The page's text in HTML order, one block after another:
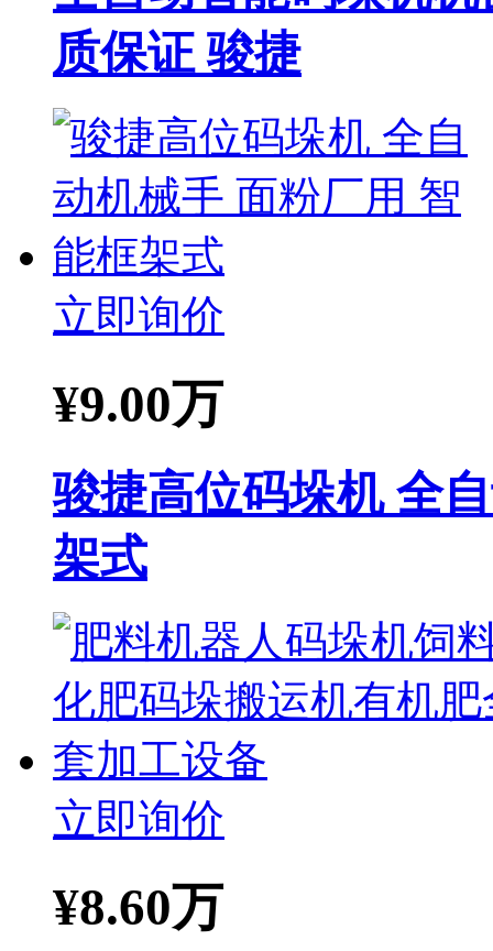
质保证 骏捷
立即询价
¥9.00万
骏捷高位码垛机 全
架式
立即询价
¥8.60万